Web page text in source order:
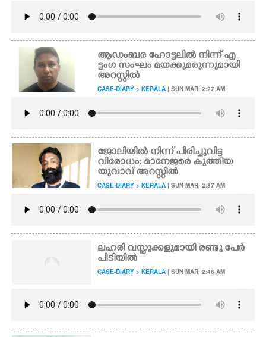
ആഡംബര ഹോട്ടലിൽ നിന്ന് എ
ട്ടംഗ സംഘം മയക്കുമരുന്നുമായി
അറസ്റ്റിൽ
CASE-DIARY > KERALA | SUN MAR, 2:27 AM
ജോലിയിൽ നിന്ന് പിരിച്ചുവിട്ട
വിരോധം: മാനേജരെ കുത്തിയ
യുവാവ് അറസ്റ്റിൽ
CASE-DIARY > KERALA | SUN MAR, 2:37 AM
ലഹരി വസ്തുക്കളുമായി രണ്ടു പേർ
പിടിയിൽ
CASE-DIARY > KERALA | SUN MAR, 2:46 AM